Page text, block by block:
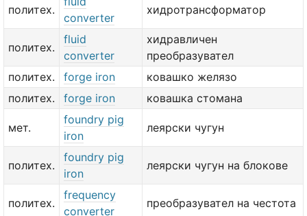
политех.
converter
хидротрансформатор
политех.
fluid
converter
хидравличен
преобразувател
политех.
forge iron
ковашко желязо
политех.
forge iron ковашка стомана
мет.
foundry pig
iron
леярски чугун
политех.
foundry pig
iron
леярски чугун на блокове
политех.
frequency
converter
преобразувател на честота